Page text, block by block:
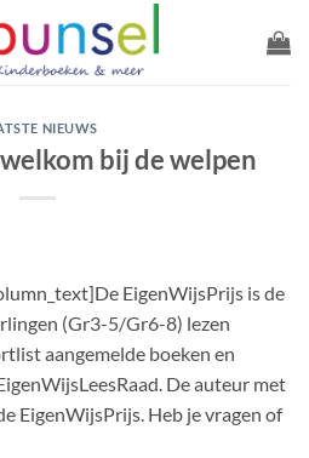
NIEUWS
bij de welpen
EigenWijsPrijs is de
(Gr3-5/Gr6-8) lezen
aangemelde boeken en
De auteur met
EigenWijsPrijs. Heb je vragen of